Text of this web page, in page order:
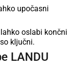
upočasni
oslabi končni
ključni.
LANDU